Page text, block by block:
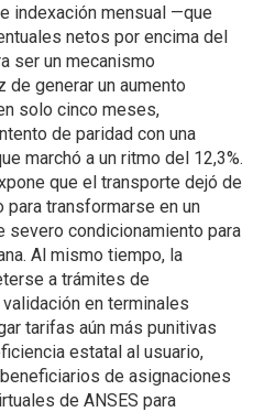
indexación mensual —que
netos por encima del
ser un mecanismo
de generar un aumento
solo cinco meses,
de paridad con una
marchó a un ritmo del 12,3%.
que el transporte dejó de
transformarse en un
severo condicionamiento para
Al mismo tiempo, la
a trámites de
en terminales
tarifas aún más punitivas
estatal al usuario,
de asignaciones
de ANSES para